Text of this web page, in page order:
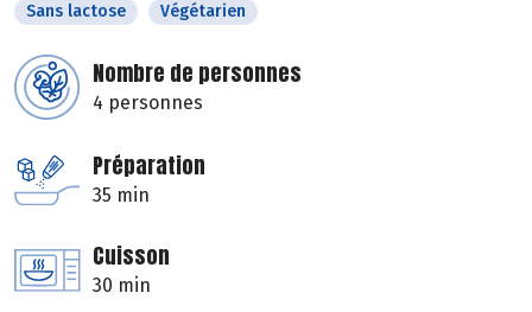
Sans lactose
Végétarien
Nombre de personnes
4 personnes
Préparation
35 min
Cuisson
30 min